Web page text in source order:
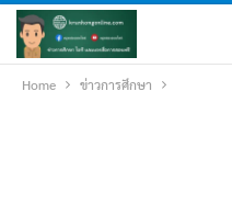
Home ข่าวการศึกษา